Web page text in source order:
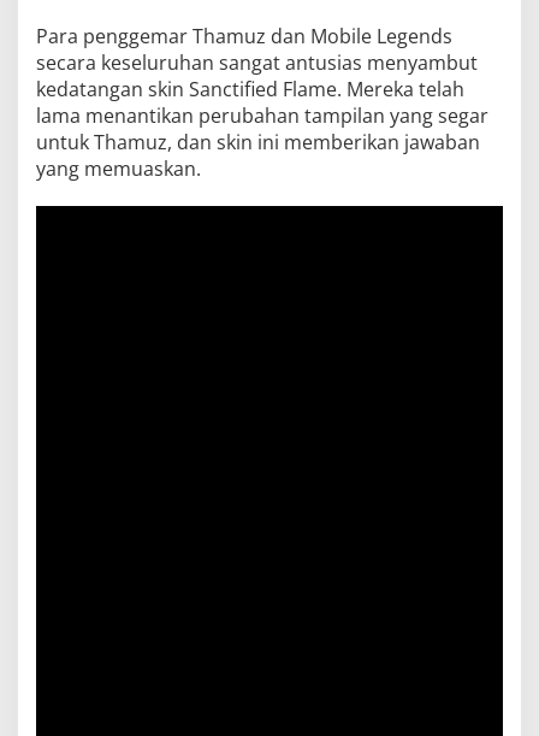
Para penggemar Thamuz dan Mobile Legends
secara keseluruhan sangat antusias menyambut
kedatangan skin Sanctified Flame. Mereka telah
lama menantikan perubahan tampilan yang segar
untuk Thamuz, dan skin ini memberikan jawaban
yang memuaskan.